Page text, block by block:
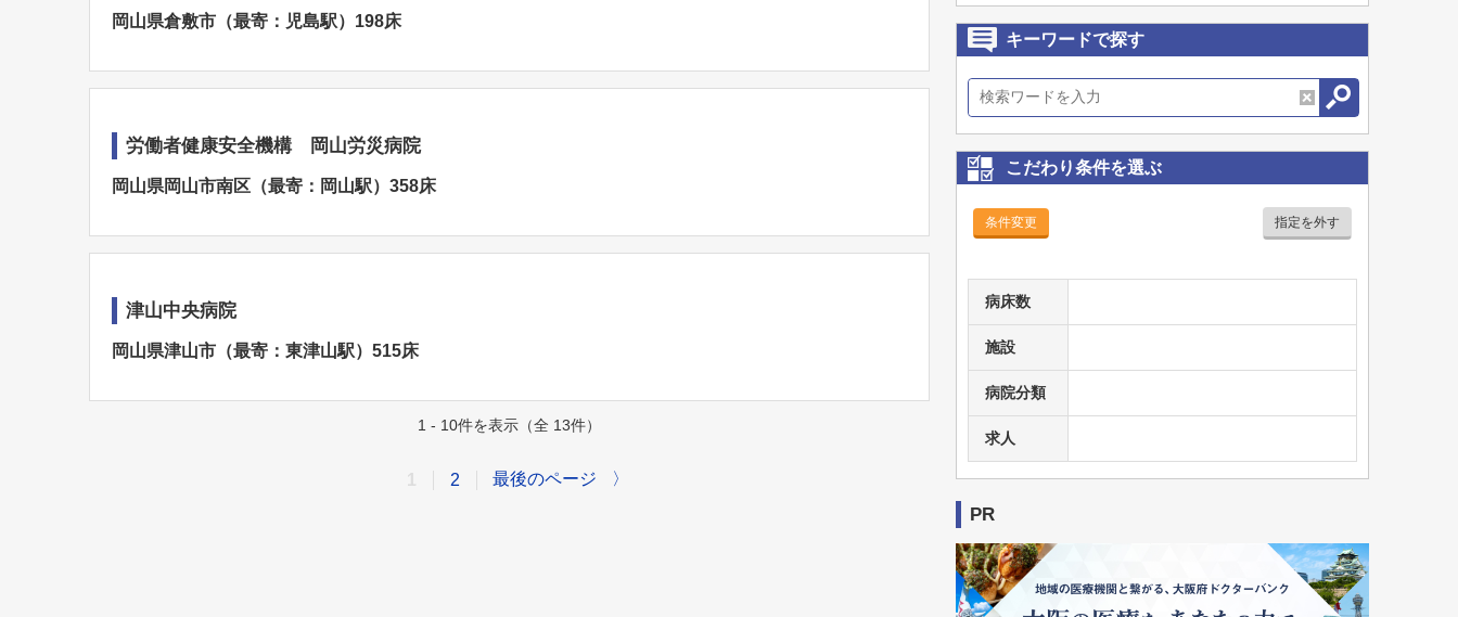
岡山県倉敷市（最寄：児島駅）198床
労働者健康安全機構 岡山労災病院
岡山県岡山市南区（最寄：岡山駅）358床
津山中央病院
岡山県津山市（最寄：東津山駅）515床
1 - 10件を表示（全 13件）
2 最後のページ 〉
キーワードで探す
こだわり条件を選ぶ
条件変更 指定を外す
病床数
施設
病院分類
求人
PR